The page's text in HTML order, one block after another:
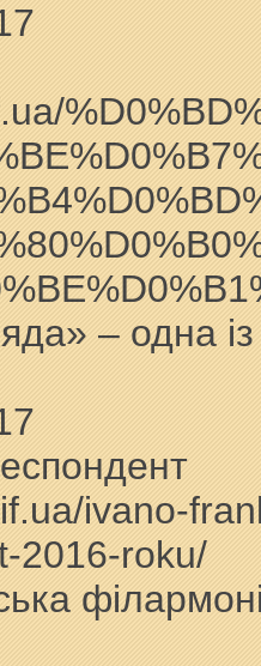
– одна
ivano-
2016-roku/